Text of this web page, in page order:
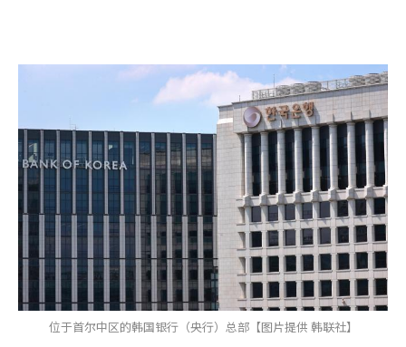
位于首尔中区的韩国银行（央行）总部【图片提供 韩联社】